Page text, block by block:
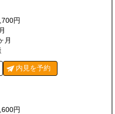
円
月
内見を予約
円